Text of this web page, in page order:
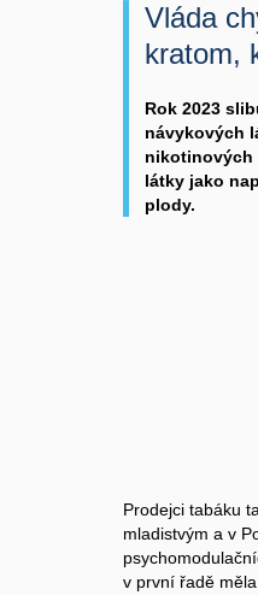
Vláda
kratom,
Rok 2023
návykových
nikotinových
látky jako
plody.
Prodejci tabáku
mladistvým a v
v první řadě